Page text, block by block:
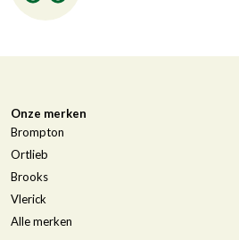
Onze merken
Brompton
Ortlieb
Brooks
Vlerick
Alle merken